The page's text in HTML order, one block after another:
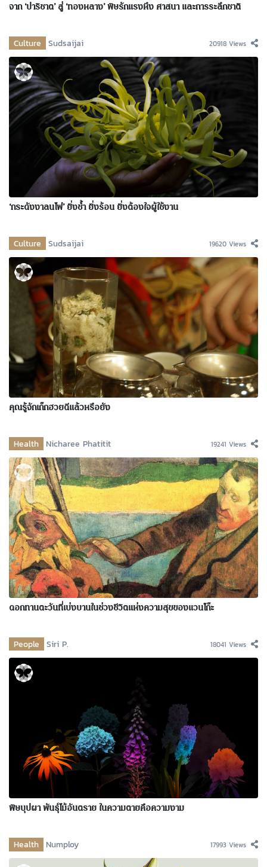
จาก ‘ปาริชาต’ สู่ ‘ทองหลาง’ พิษรักแรงหึง ศาสนา และการระลึกชาติ
Culture Sudsaijai 20918 Views
‘กระดังงาลนไฟ’ ยิ่งช้ำ ยิ่งร้อน ยิ่งต้องใจผู้ใช้งาน
Culture Sudsaijai 19620 Views
คุณรู้จักเก๊กฮวยดีแล้วหรือยัง
Health Nicharee Phatitit 19241 Views
ดอกทานตะวันที่เบ่งบานในช่วงชีวิตแห่งความสุขของแวนโก๊ะ
People Siri P. 18041 Views
พิษบุปผา พันธุ์ไม้อันตราย ในความตายคือความงาม
Health Numploy 17993 Views